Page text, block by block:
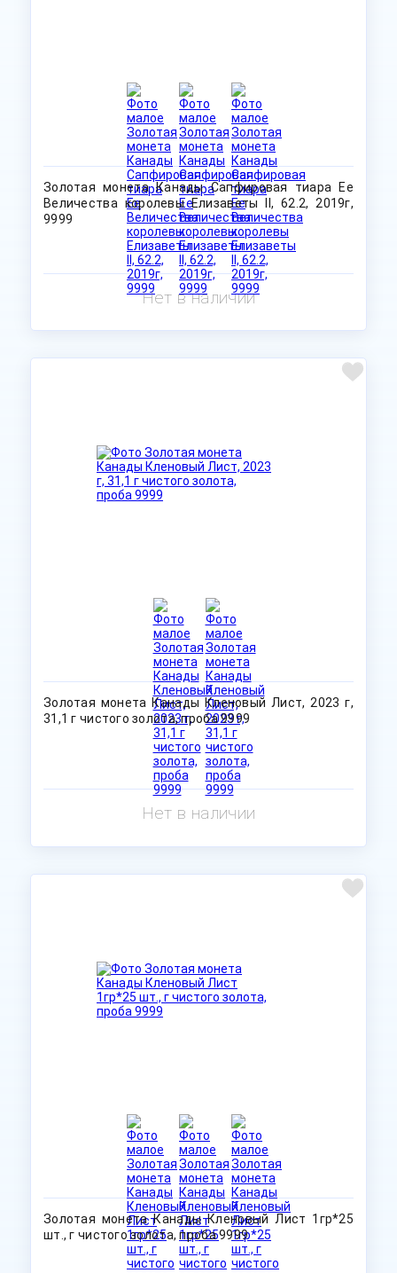
Золотая монета Канады Сапфировая тиара Ее
Величества королевы Елизаветы II, 62.2, 2019г,
9999
Нет в наличии
Золотая монета Канады Кленовый Лист, 2023 г,
31,1 г чистого золота, проба 9999
Нет в наличии
Золотая монета Канады Кленовый Лист 1гр*25
шт., г чистого золота, проба 9999